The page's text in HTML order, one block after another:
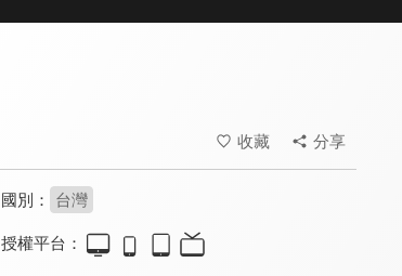
收藏 分享
國別： 台灣
授權平台：